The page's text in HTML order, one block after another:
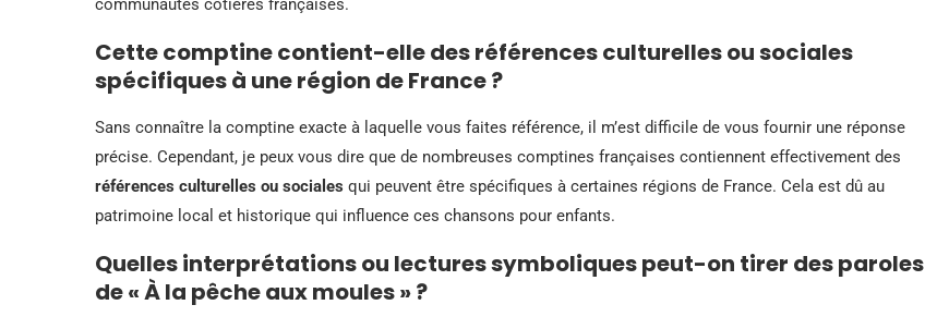
communautés côtières françaises.
Cette comptine contient-elle des références culturelles ou sociales
spécifiques à une région de France ?
Sans connaître la comptine exacte à laquelle vous faites référence, il m’est difficile de vous fournir une réponse
précise. Cependant, je peux vous dire que de nombreuses comptines françaises contiennent effectivement des
références culturelles ou sociales qui peuvent être spécifiques à certaines régions de France. Cela est dû au
patrimoine local et historique qui influence ces chansons pour enfants.
Quelles interprétations ou lectures symboliques peut-on tirer des paroles
de « À la pêche aux moules » ?